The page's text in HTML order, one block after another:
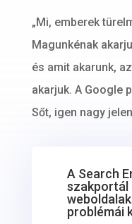
„Mi, emberek
Magunkénak
és amit akarunk,
akarjuk. A Google
Sőt, igen nagy
A Search
szakportál
problémái